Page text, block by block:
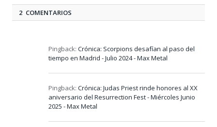
2 COMENTARIOS
Pingback: Crónica: Scorpions desafían al paso del
tiempo en Madrid - Julio 2024 - Max Metal
Pingback: Crónica: Judas Priest rinde honores al XX
aniversario del Resurrection Fest - Miércoles Junio
2025 - Max Metal